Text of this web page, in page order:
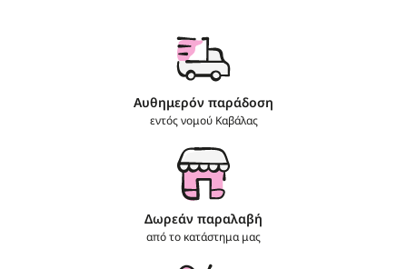
Αυθημερόν παράδοση
εντός νομού Καβάλας
Δωρεάν παραλαβή
από το κατάστημα μας